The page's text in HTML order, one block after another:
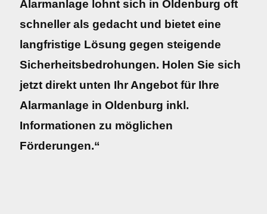
Alarmanlage lohnt sich in Oldenburg oft
schneller als gedacht und bietet eine
langfristige Lösung gegen steigende
Sicherheitsbedrohungen. Holen Sie sich
jetzt direkt unten Ihr Angebot für Ihre
Alarmanlage in Oldenburg inkl.
Informationen zu möglichen
Förderungen.“